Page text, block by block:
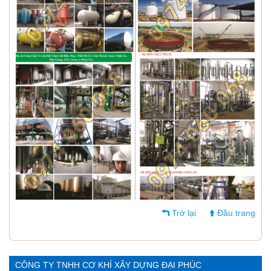
Trở lại Đầu trang
CÔNG TY TNHH CƠ KHÍ XÂY DỰNG ĐẠI PHÚC